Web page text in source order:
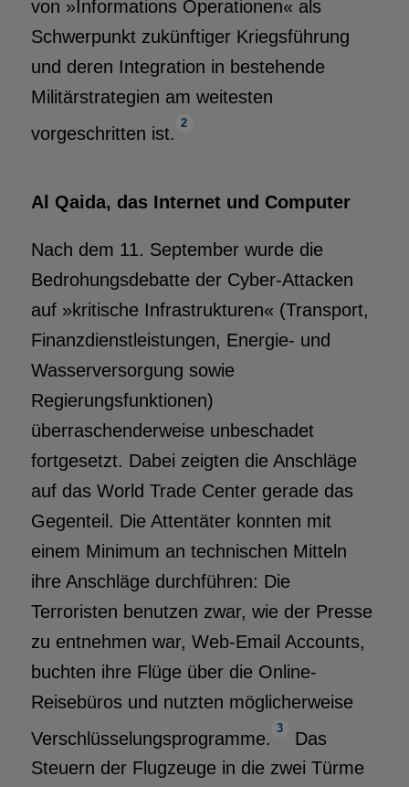
von »Informations Operationen« als
Schwerpunkt zukünftiger Kriegsführung
und deren Integration in bestehende
Militärstrategien am weitesten
vorgeschritten ist.
2
Al Qaida, das Internet und Computer
Nach dem 11. September wurde die
Bedrohungsdebatte der Cyber-Attacken
auf »kritische Infrastrukturen« (Transport,
Finanzdienstleistungen, Energie- und
Wasserversorgung sowie
Regierungsfunktionen)
überraschenderweise unbeschadet
fortgesetzt. Dabei zeigten die Anschläge
auf das World Trade Center gerade das
Gegenteil. Die Attentäter konnten mit
einem Minimum an technischen Mitteln
ihre Anschläge durchführen: Die
Terroristen benutzen zwar, wie der Presse
zu entnehmen war, Web-Email Accounts,
buchten ihre Flüge über die Online-
Reisebüros und nutzten möglicherweise
Verschlüsselungsprogramme.
3
Das
Steuern der Flugzeuge in die zwei Türme